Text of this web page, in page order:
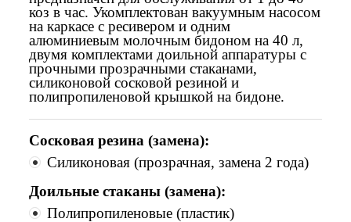
коз в час. Укомплектован вакуумным насосом
на каркасе с ресивером и одним
алюминиевым молочным бидоном на 40 л,
двумя комплектами доильной аппаратуры с
прочными прозрачными стаканами,
силиконовой сосковой резиной и
полипропиленовой крышкой на бидоне.
Сосковая резина (замена):
Силиконовая (прозрачная, замена 2 года)
Доильные стаканы (замена):
Полипропиленовые (пластик)